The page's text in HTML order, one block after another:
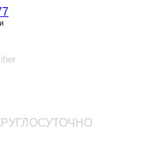
КРУГЛОСУТОЧНО